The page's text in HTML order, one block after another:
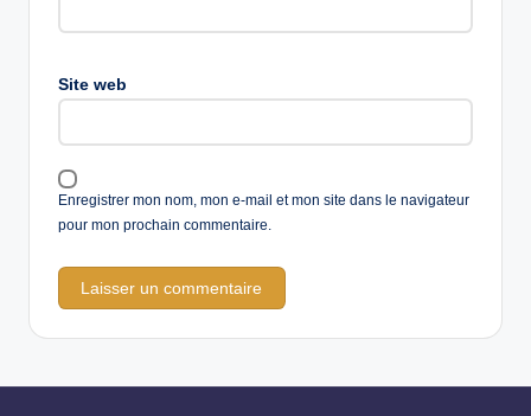
Site web
Enregistrer mon nom, mon e-mail et mon site dans le navigateur
pour mon prochain commentaire.